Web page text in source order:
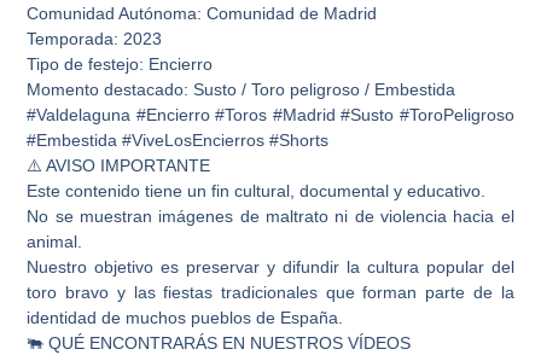
Comunidad Autónoma: Comunidad de Madrid
Temporada: 2023
Tipo de festejo: Encierro
Momento destacado: Susto / Toro peligroso / Embestida
#Valdelaguna #Encierro #Toros #Madrid #Susto #ToroPeligroso
#Embestida #ViveLosEncierros #Shorts
⚠️ AVISO IMPORTANTE
Este contenido tiene un fin cultural, documental y educativo.
No se muestran imágenes de maltrato ni de violencia hacia el
animal.
Nuestro objetivo es preservar y difundir la cultura popular del
toro bravo y las fiestas tradicionales que forman parte de la
identidad de muchos pueblos de España.
🐃 QUÉ ENCONTRARÁS EN NUESTROS VÍDEOS